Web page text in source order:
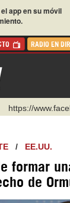
app en su móvil
RADIO EN
https://
http://
https://t.me/
https://
/ EE.UU.
formar
de